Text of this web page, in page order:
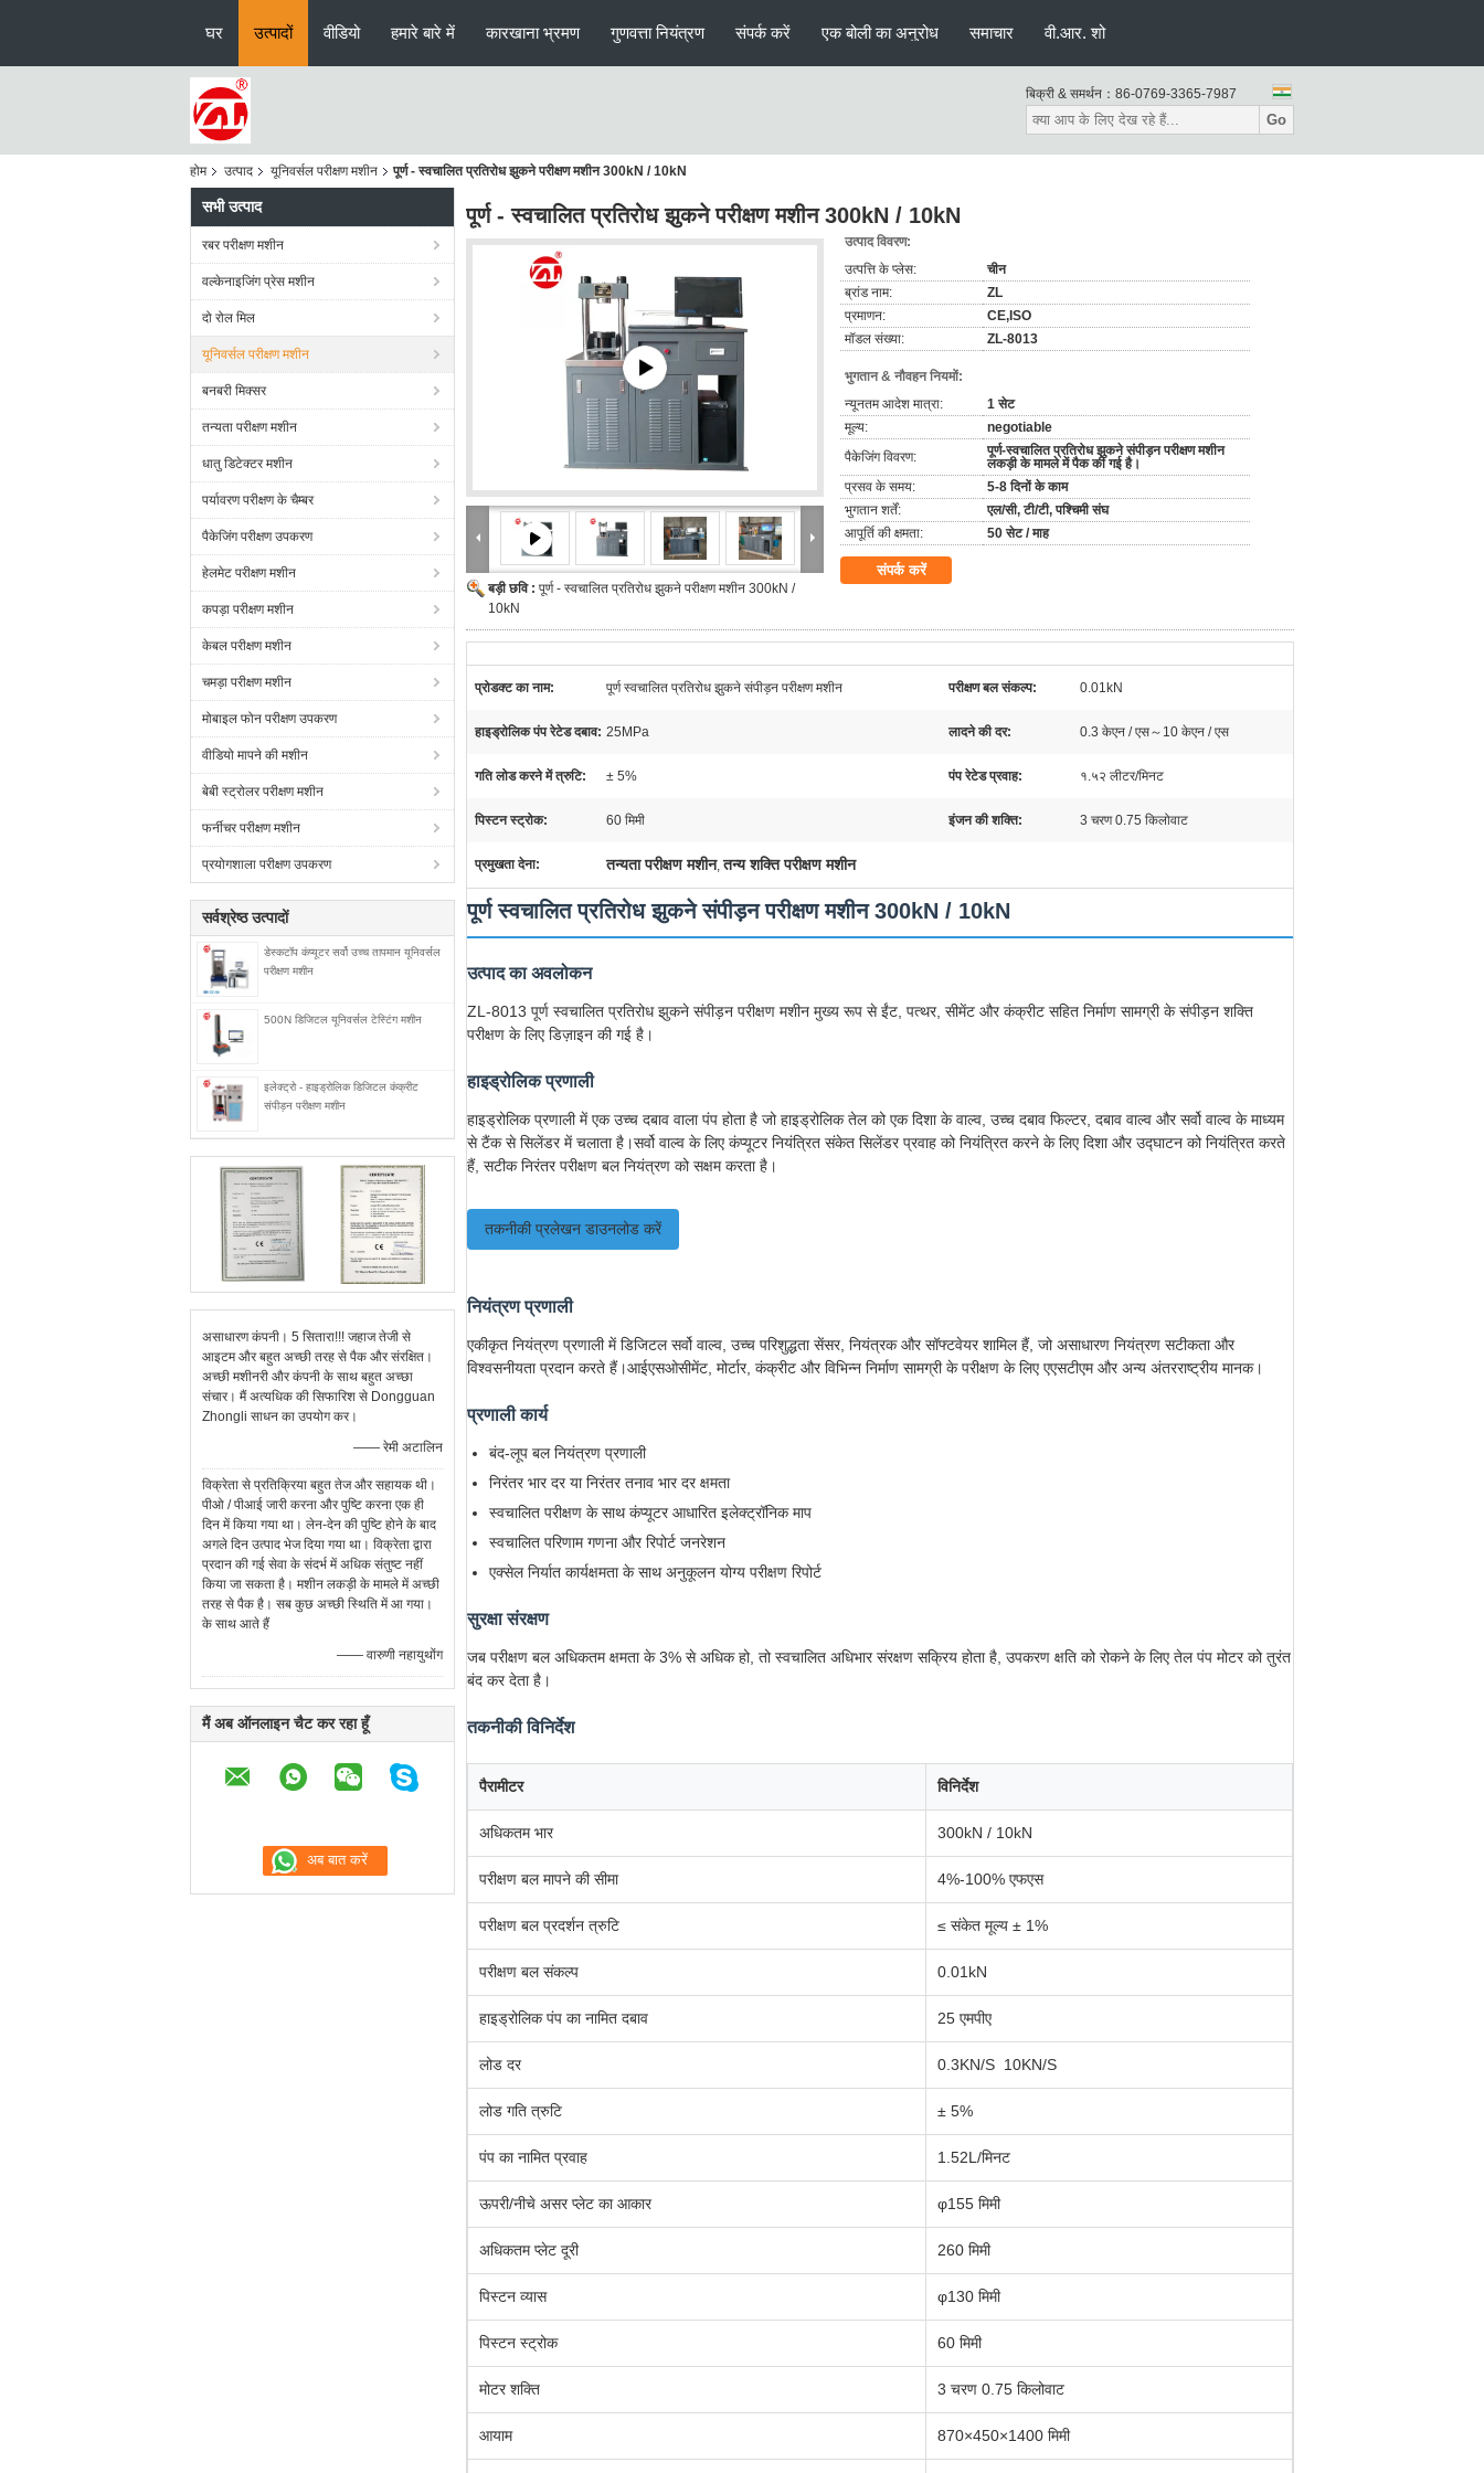
घर उत्पादों वीडियो हमारे बारे में कारखाना भ्रमण गुणवत्ता नियंत्रण संपर्क करें एक बोली का अनुरोध समाचार वी.आर. शो
बिक्री & समर्थन： 86-0769-3365-7987
Go
होम उत्पाद यूनिवर्सल परीक्षण मशीन पूर्ण - स्वचालित प्रतिरोध झुकने परीक्षण मशीन 300kN / 10kN
सभी उत्पाद
रबर परीक्षण मशीन
वल्केनाइजिंग प्रेस मशीन
दो रोल मिल
यूनिवर्सल परीक्षण मशीन
बनबरी मिक्सर
तन्यता परीक्षण मशीन
धातु डिटेक्टर मशीन
पर्यावरण परीक्षण के चैम्बर
पैकेजिंग परीक्षण उपकरण
हेलमेट परीक्षण मशीन
कपड़ा परीक्षण मशीन
केबल परीक्षण मशीन
चमड़ा परीक्षण मशीन
मोबाइल फोन परीक्षण उपकरण
वीडियो मापने की मशीन
बेबी स्ट्रोलर परीक्षण मशीन
फर्नीचर परीक्षण मशीन
प्रयोगशाला परीक्षण उपकरण
सर्वश्रेष्ठ उत्पादों
डेस्कटॉप कंप्यूटर सर्वो उच्च तापमान यूनिवर्सल
परीक्षण मशीन
500N डिजिटल यूनिवर्सल टेस्टिंग मशीन
इलेक्ट्रो - हाइड्रोलिक डिजिटल कंक्रीट
संपीड़न परीक्षण मशीन
असाधारण कंपनी। 5 सितारा!!! जहाज तेजी से
आइटम और बहुत अच्छी तरह से पैक और संरक्षित।
अच्छी मशीनरी और कंपनी के साथ बहुत अच्छा
संचार। मैं अत्यधिक की सिफारिश से Dongguan
Zhongli साधन का उपयोग कर।
—— रेमी अटालिन
विक्रेता से प्रतिक्रिया बहुत तेज और सहायक थी।
पीओ / पीआई जारी करना और पुष्टि करना एक ही
दिन में किया गया था। लेन-देन की पुष्टि होने के बाद
अगले दिन उत्पाद भेज दिया गया था। विक्रेता द्वारा
प्रदान की गई सेवा के संदर्भ में अधिक संतुष्ट नहीं
किया जा सकता है। मशीन लकड़ी के मामले में अच्छी
तरह से पैक है। सब कुछ अच्छी स्थिति में आ गया।
के साथ आते हैं
—— वारुणी नहायुथोंग
मैं अब ऑनलाइन चैट कर रहा हूँ
पूर्ण - स्वचालित प्रतिरोध झुकने परीक्षण मशीन 300kN / 10kN
बड़ी छवि : पूर्ण - स्वचालित प्रतिरोध झुकने परीक्षण मशीन 300kN /
10kN
उत्पाद विवरण:
उत्पत्ति के प्लेस:
चीन
ब्रांड नाम:
ZL
प्रमाणन:
CE,ISO
मॉडल संख्या:
ZL-8013
भुगतान & नौवहन नियमों:
न्यूनतम आदेश मात्रा:
1 सेट
मूल्य:
negotiable
पैकेजिंग विवरण:
पूर्ण-स्वचालित प्रतिरोध झुकने संपीड़न परीक्षण मशीन
लकड़ी के मामले में पैक की गई है।
प्रसव के समय:
5-8 दिनों के काम
भुगतान शर्तें:
एल/सी, टी/टी, पश्चिमी संघ
आपूर्ति की क्षमता:
50 सेट / माह
संपर्क करें
प्रोडक्ट का नाम: पूर्ण स्वचालित प्रतिरोध झुकने संपीड़न परीक्षण मशीन परीक्षण बल संकल्प: 0.01kN
हाइड्रोलिक पंप रेटेड दबाव: 25MPa लादने की दर: 0.3 केएन / एस～10 केएन / एस
गति लोड करने में त्रुटि: ± 5% पंप रेटेड प्रवाह: १.५२ लीटर/मिनट
पिस्टन स्ट्रोक: 60 मिमी इंजन की शक्ति: 3 चरण 0.75 किलोवाट
प्रमुखता देना: तन्यता परीक्षण मशीन,तन्य शक्ति परीक्षण मशीन
पूर्ण स्वचालित प्रतिरोध झुकने संपीड़न परीक्षण मशीन 300kN / 10kN
उत्पाद का अवलोकन
ZL-8013 पूर्ण स्वचालित प्रतिरोध झुकने संपीड़न परीक्षण मशीन मुख्य रूप से ईंट, पत्थर, सीमेंट और कंक्रीट सहित निर्माण सामग्री के संपीड़न शक्ति
परीक्षण के लिए डिज़ाइन की गई है।
हाइड्रोलिक प्रणाली
हाइड्रोलिक प्रणाली में एक उच्च दबाव वाला पंप होता है जो हाइड्रोलिक तेल को एक दिशा के वाल्व, उच्च दबाव फिल्टर, दबाव वाल्व और सर्वो वाल्व के माध्यम
से टैंक से सिलेंडर में चलाता है।सर्वो वाल्व के लिए कंप्यूटर नियंत्रित संकेत सिलेंडर प्रवाह को नियंत्रित करने के लिए दिशा और उद्घाटन को नियंत्रित करते
हैं, सटीक निरंतर परीक्षण बल नियंत्रण को सक्षम करता है।
तकनीकी प्रलेखन डाउनलोड करें
नियंत्रण प्रणाली
एकीकृत नियंत्रण प्रणाली में डिजिटल सर्वो वाल्व, उच्च परिशुद्धता सेंसर, नियंत्रक और सॉफ्टवेयर शामिल हैं, जो असाधारण नियंत्रण सटीकता और
विश्वसनीयता प्रदान करते हैं।आईएसओसीमेंट, मोर्टार, कंक्रीट और विभिन्न निर्माण सामग्री के परीक्षण के लिए एएसटीएम और अन्य अंतरराष्ट्रीय मानक।
प्रणाली कार्य
बंद-लूप बल नियंत्रण प्रणाली
निरंतर भार दर या निरंतर तनाव भार दर क्षमता
स्वचालित परीक्षण के साथ कंप्यूटर आधारित इलेक्ट्रॉनिक माप
स्वचालित परिणाम गणना और रिपोर्ट जनरेशन
एक्सेल निर्यात कार्यक्षमता के साथ अनुकूलन योग्य परीक्षण रिपोर्ट
सुरक्षा संरक्षण
जब परीक्षण बल अधिकतम क्षमता के 3% से अधिक हो, तो स्वचालित अधिभार संरक्षण सक्रिय होता है, उपकरण क्षति को रोकने के लिए तेल पंप मोटर को तुरंत
बंद कर देता है।
तकनीकी विनिर्देश
पैरामीटर विनिर्देश
अधिकतम भार 300kN / 10kN
परीक्षण बल मापने की सीमा 4%-100% एफएस
परीक्षण बल प्रदर्शन त्रुटि ≤ संकेत मूल्य ± 1%
परीक्षण बल संकल्प 0.01kN
हाइड्रोलिक पंप का नामित दबाव 25 एमपीए
लोड दर 0.3KN/S ️ 10KN/S
लोड गति त्रुटि ± 5%
पंप का नामित प्रवाह 1.52L/मिनट
ऊपरी/नीचे असर प्लेट का आकार φ155 मिमी
अधिकतम प्लेट दूरी 260 मिमी
पिस्टन व्यास φ130 मिमी
पिस्टन स्ट्रोक 60 मिमी
मोटर शक्ति 3 चरण 0.75 किलोवाट
आयाम 870×450×1400 मिमी